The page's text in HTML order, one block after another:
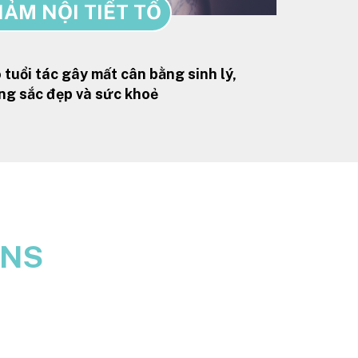
NỘI TIẾT TỐ
tuổi tác gây mất cân bằng sinh lý,
sắc đẹp và sức khoẻ